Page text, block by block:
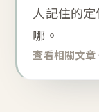
人記住的
哪。
查看相關文